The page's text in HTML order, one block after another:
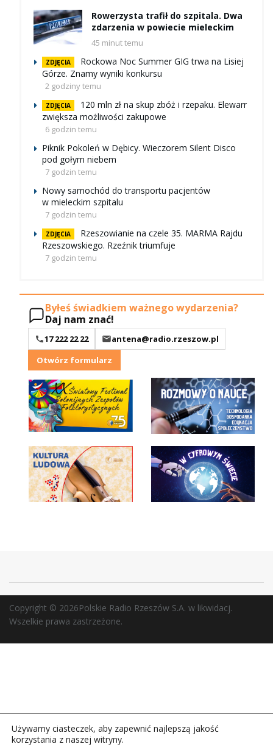
Rowerzysta trafił do szpitala. Dwa
zdarzenia w powiecie mieleckim
45 minut temu
ZDJĘCIA
Rockowa Noc Summer GIG trwa na Lisiej
Górze. Znamy wyniki konkursu
2 godziny temu
ZDJĘCIA
120 mln zł na skup zbóż i rzepaku. Elewarr
zwiększa możliwości zakupowe
6 godzin temu
Piknik Pokoleń w Dębicy. Wieczorem Silent Disco
pod gołym niebem
7 godzin temu
Nowy samochód do transportu pacjentów
w mieleckim szpitalu
7 godzin temu
ZDJĘCIA
Rzeszowianie na czele 35. MARMA Rajdu
Rzeszowskiego. Rzeźnik triumfuje
7 godzin temu
Byłeś świadkiem ważnego wydarzenia?
Daj nam znać!
17 222 22 22
antena@radio.rzeszow.pl
Otwórz formularz
Copyright © 2026Polskie Radio Rzeszów S.A. w likwidacj.
Wszelkie prawa zastrzeżone.
Używamy ciasteczek, aby zapewnić najlepszą jakość
korzystania z naszej witryny.